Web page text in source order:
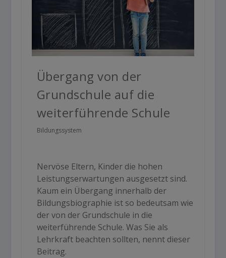
Übergang von der
Grundschule auf die
weiterführende Schule
Bildungssystem
Nervöse Eltern, Kinder die hohen
Leistungserwartungen ausgesetzt sind.
Kaum ein Übergang innerhalb der
Bildungsbiographie ist so bedeutsam wie
der von der Grundschule in die
weiterführende Schule. Was Sie als
Lehrkraft beachten sollten, nennt dieser
Beitrag.